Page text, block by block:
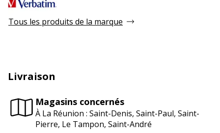
Tous les produits de la marque
Livraison
Magasins concernés
À La Réunion : Saint-Denis, Saint-Paul, Saint-
Pierre, Le Tampon, Saint-André